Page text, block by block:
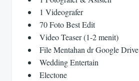
1 Videografer
70 Foto Best Edit
Video Teaser (1-2 menit)
File Mentahan dr Google Drive
Wedding Entertain
Electone